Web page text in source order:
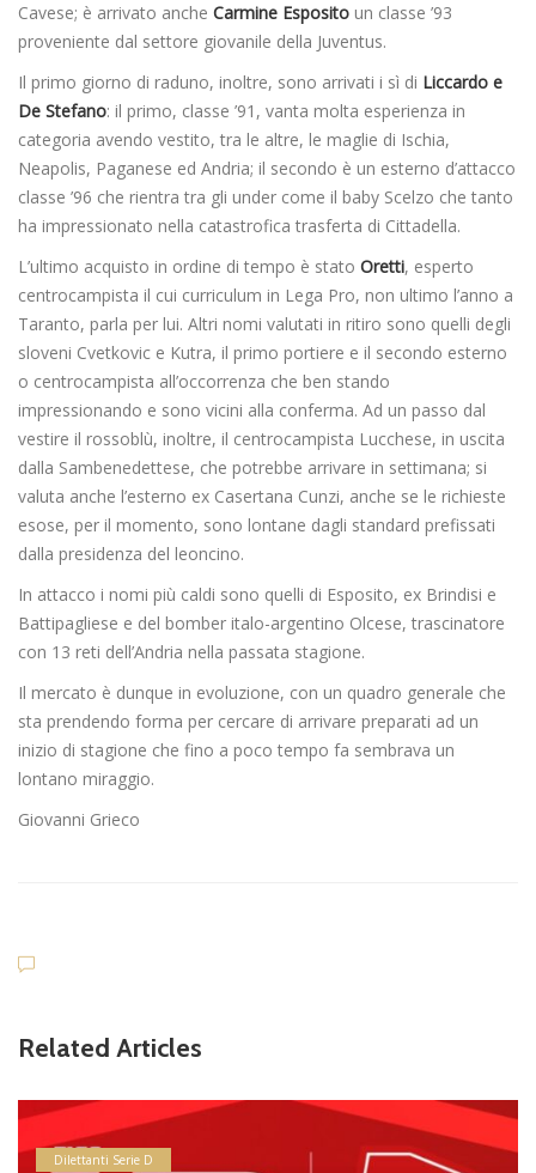
Cavese; è arrivato anche Carmine Esposito un classe ’93
proveniente dal settore giovanile della Juventus.
Il primo giorno di raduno, inoltre, sono arrivati i sì di Liccardo e
De Stefano: il primo, classe ’91, vanta molta esperienza in
categoria avendo vestito, tra le altre, le maglie di Ischia,
Neapolis, Paganese ed Andria; il secondo è un esterno d’attacco
classe ’96 che rientra tra gli under come il baby Scelzo che tanto
ha impressionato nella catastrofica trasferta di Cittadella.
L’ultimo acquisto in ordine di tempo è stato Oretti, esperto
centrocampista il cui curriculum in Lega Pro, non ultimo l’anno a
Taranto, parla per lui. Altri nomi valutati in ritiro sono quelli degli
sloveni Cvetkovic e Kutra, il primo portiere e il secondo esterno
o centrocampista all’occorrenza che ben stando
impressionando e sono vicini alla conferma. Ad un passo dal
vestire il rossoblù, inoltre, il centrocampista Lucchese, in uscita
dalla Sambenedettese, che potrebbe arrivare in settimana; si
valuta anche l’esterno ex Casertana Cunzi, anche se le richieste
esose, per il momento, sono lontane dagli standard prefissati
dalla presidenza del leoncino.
In attacco i nomi più caldi sono quelli di Esposito, ex Brindisi e
Battipagliese e del bomber italo-argentino Olcese, trascinatore
con 13 reti dell’Andria nella passata stagione.
Il mercato è dunque in evoluzione, con un quadro generale che
sta prendendo forma per cercare di arrivare preparati ad un
inizio di stagione che fino a poco tempo fa sembrava un
lontano miraggio.
Giovanni Grieco
Related Articles
Dilettanti Serie D